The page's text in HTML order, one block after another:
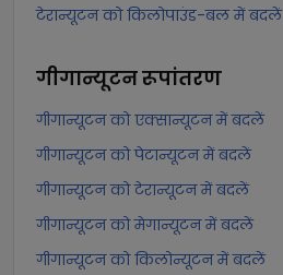
टेरान्यूटन को किलोपाउंड-बल में बदलें
गीगान्यूटनरूपांतरण
गीगान्यूटन को एक्सान्यूटन में बदलें
गीगान्यूटन को पेटान्यूटन में बदलें
गीगान्यूटन को टेरान्यूटन में बदलें
गीगान्यूटन को मेगान्यूटन में बदलें
गीगान्यूटन को किलोन्यूटन में बदलें